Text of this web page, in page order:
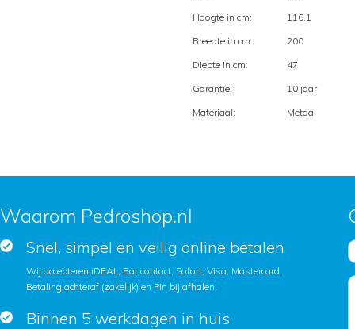
Hoogte in cm:
116.1
Breedte in cm:
200
Diepte in cm:
47
Garantie:
10 jaar
Materiaal:
Metaal
Waarom Pedroshop.nl
Snel, simpel en veilig online betalen
Wij accepteren iDEAL, Bancontact, Sofort, Visa, Mastercard,
Betaling achteraf (zakelijk) en Pin bij afhalen.
Binnen 5 werkdagen in huis